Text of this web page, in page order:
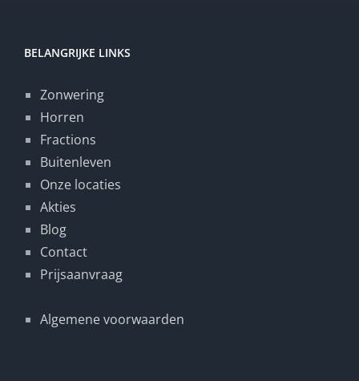
BELANGRIJKE LINKS
Zonwering
Horren
Fractions
Buitenleven
Onze locaties
Akties
Blog
Contact
Prijsaanvraag
Algemene voorwaarden